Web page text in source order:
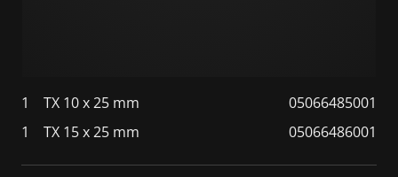
1 TX 10 x 25 mm
05066485001
1
TX 15 x 25 mm 05066486001